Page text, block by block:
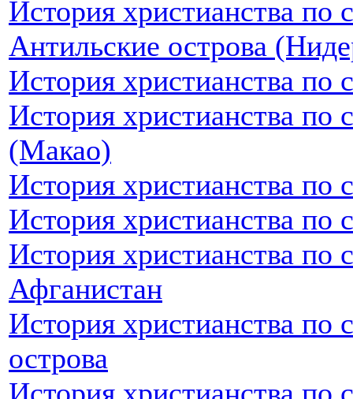
История христианства по
Антильские острова
История христианства по
История христианства
(Макао)
История христианства
История христианства по
История христианства по
Афганистан
История христианства по
острова